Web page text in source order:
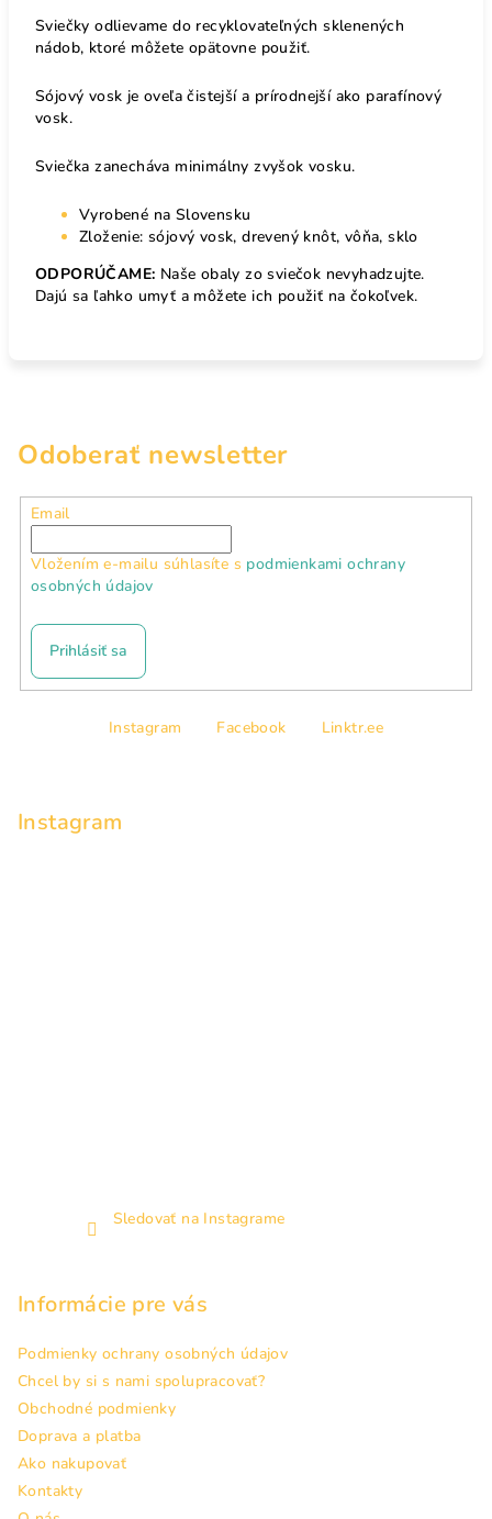
Sviečky odlievame do recyklovateľných sklenených
nádob, ktoré môžete opätovne použiť.
Sójový vosk je oveľa čistejší a prírodnejší ako parafínový
vosk.
Sviečka zanecháva minimálny zvyšok vosku.
Vyrobené na Slovensku
Zloženie: sójový vosk, drevený knôt, vôňa, sklo
ODPORÚČAME: Naše obaly zo sviečok nevyhadzujte.
Dajú sa ľahko umyť a môžete ich použiť na čokoľvek.
Odoberať newsletter
Email
Vložením e-mailu súhlasíte s podmienkami ochrany
osobných údajov
Prihlásiť sa
Instagram Facebook Linktr.ee
Instagram
Sledovať na Instagrame
Informácie pre vás
Podmienky ochrany osobných údajov
Chcel by si s nami spolupracovať?
Obchodné podmienky
Doprava a platba
Ako nakupovať
Kontakty